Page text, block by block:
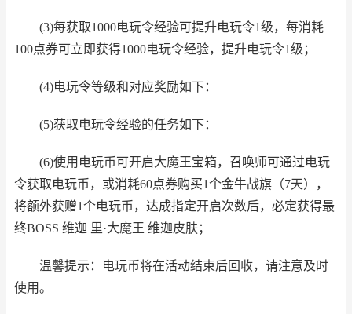
(3)每获取1000电玩令经验可提升电玩令1级，每消耗
100点券可立即获得1000电玩令经验，提升电玩令1级；
(4)电玩令等级和对应奖励如下：
(5)获取电玩令经验的任务如下：
(6)使用电玩币可开启大魔王宝箱，召唤师可通过电玩
令获取电玩币，或消耗60点券购买1个金牛战旗（7天），
将额外获赠1个电玩币，达成指定开启次数后，必定获得最
终BOSS 维迦 里·大魔王 维迦皮肤；
温馨提示：电玩币将在活动结束后回收，请注意及时
使用。